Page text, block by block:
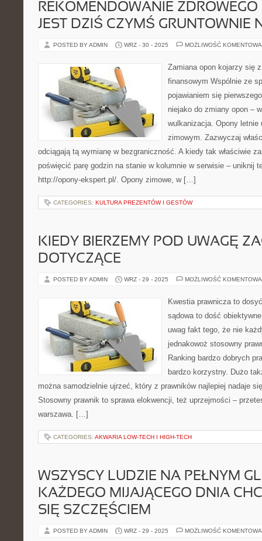
REKOMENDOWANIE
JEST DZIŚ CZYMŚ GRUNTOWNIE
POSTED BY ADMIN WRZ - 30 - 2025 MOŻLIWOŚĆ
Zamiana opon kojarzy się
finansowym Wspólnie ze
pojawianiem się
niejako do zmiany opon –
wulkanizacja. Opony letnie
zimowym. Zazwyczaj
odciągają tą wymianę w bezgraniczność. A kiedy tak właściwie
poświęcić parę godzin na stanie w kolumnie w serwisie – uniknij
http://opony-ekspert.pl/. Opony zimowe, w […]
CATEGORIES: KULTURA PREZENTÓW I GESTÓW
KIEDY BIERZEMY POD UWAGĘ
DOTYCZĄCE
POSTED BY ADMIN WRZ - 29 - 2025 MOŻLIWOŚĆ
Kwestia prawnicza to
sądowa to dość
uwag fakt tego, że nie
jednakowoż stosowny
Ranking bardzo dobrych
bardzo korzystny. Dużo
można samodzielnie ujrzeć, który z prawników najlepiej nadaje
Stosowny prawnik to sprawa elokwencji, też uprzejmości –
warszawa. […]
CATEGORIES: AKWARIA LOW-TECH I HIGH-TECH
WSZYSCY LUDZIE NA PEŁNYM
KAŻDEGO MIJAJĄCEGO DNIA
SIĘ SZCZĘŚCIEM
POSTED BY ADMIN WRZ - 29 - 2025 MOŻLIWOŚĆ